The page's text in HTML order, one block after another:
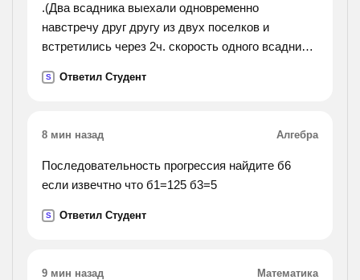
.(Два всадника выехали одновременно
навстречу друг другу из двух поселков и
встретились через 2ч. скорость одного всадника
между поселками.).
S Ответил Студент
8 мин назад Алгебра
Последовательность прогрессия найдите б6
если извечтно что б1=125 б3=5
S Ответил Студент
9 мин назад Математика